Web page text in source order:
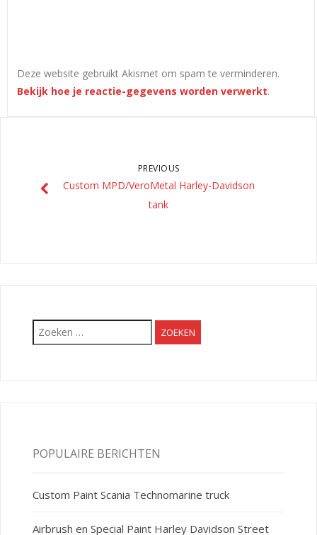
Deze website gebruikt Akismet om spam te verminderen.
Bekijk hoe je reactie-gegevens worden verwerkt.
PREVIOUS
Custom MPD/VeroMetal Harley-Davidson
tank
Zoeken
naar:
POPULAIRE BERICHTEN
Custom Paint Scania Technomarine truck
Airbrush en Special Paint Harley Davidson Street